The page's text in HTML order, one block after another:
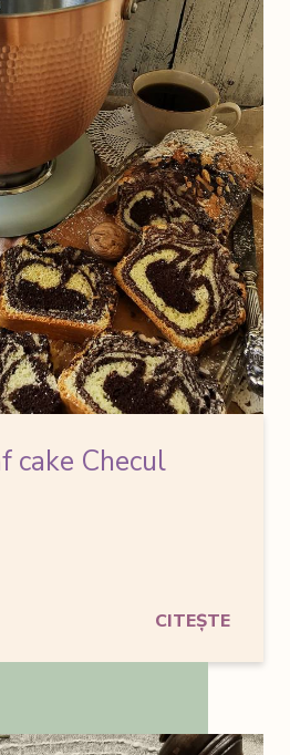
cake Checul
CITEȘTE